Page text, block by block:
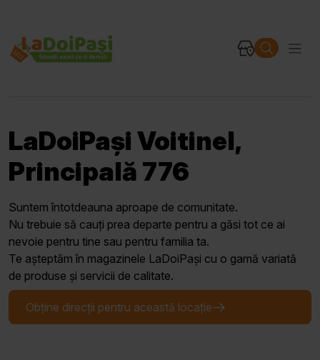
LaDoiPași Voitinel,
Principală 776
Suntem întotdeauna aproape de comunitate.
Nu trebuie să cauți prea departe pentru a găsi tot ce ai
nevoie pentru tine sau pentru familia ta.
Te așteptăm în magazinele LaDoiPași cu o gamă variată
de produse și servicii de calitate.
Obține direcții pentru această locație